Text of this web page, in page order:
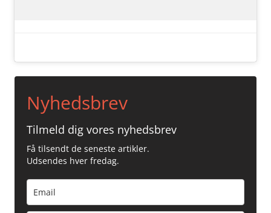
Nyhedsbrev
Tilmeld dig vores nyhedsbrev
Få tilsendt de seneste artikler.
Udsendes hver fredag.